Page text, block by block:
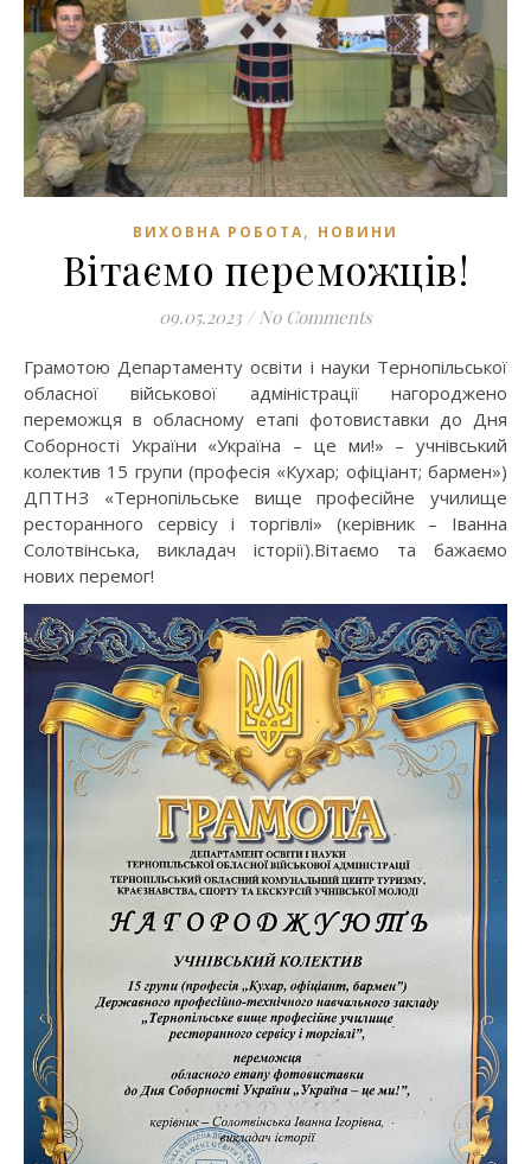
ВИХОВНА РОБОТА, НОВИНИ
Вітаємо переможців!
09.05.2023 / No Comments
Грамотою Департаменту освіти і науки Тернопільської
обласної військової адміністрації нагороджено
переможця в обласному етапі фотовиставки до Дня
Соборності України «Україна – це ми!» – учнівський
колектив 15 групи (професія «Кухар; офіціант; бармен»)
ДПТНЗ «Тернопільське вище професійне училище
ресторанного сервісу і торгівлі» (керівник – Іванна
Солотвінська, викладач історії).Вітаємо та бажаємо
нових перемог!